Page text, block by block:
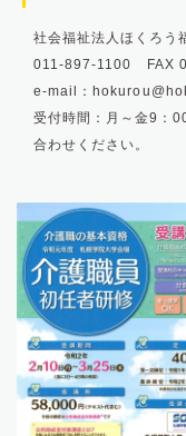
社会福祉法人ほくろ
011-897-1100 FAX
e-mail：
受付時間：月～金9：
合わせください。